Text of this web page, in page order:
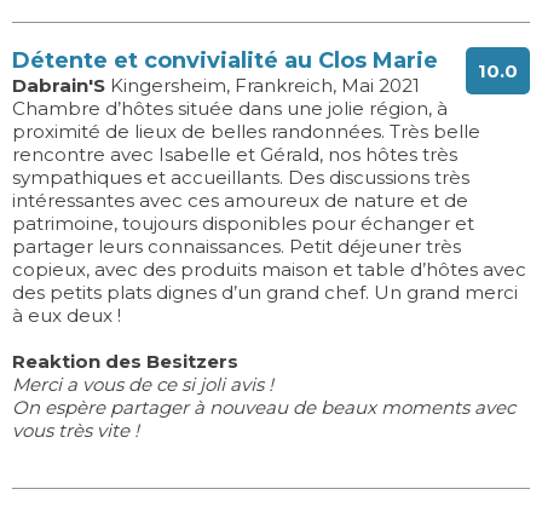
10.0
Détente et convivialité au Clos Marie
Dabrain'S Kingersheim, Frankreich, Mai 2021
Chambre d’hôtes située dans une jolie région, à
proximité de lieux de belles randonnées. Très belle
rencontre avec Isabelle et Gérald, nos hôtes très
sympathiques et accueillants. Des discussions très
intéressantes avec ces amoureux de nature et de
patrimoine, toujours disponibles pour échanger et
partager leurs connaissances. Petit déjeuner très
copieux, avec des produits maison et table d’hôtes avec
des petits plats dignes d’un grand chef. Un grand merci
à eux deux !
Reaktion des Besitzers
Merci a vous de ce si joli avis !
On espère partager à nouveau de beaux moments avec
vous très vite !